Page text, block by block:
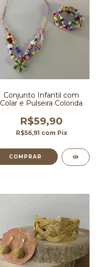
Conjunto Infantil com
Colar e Pulseira Colorida
R$59,90
R$56,91 com Pix